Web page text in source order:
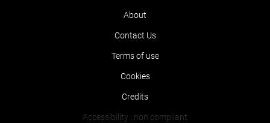
About
Contact Us
Terms of use
Cookies
Credits
Accessibility : non compliant